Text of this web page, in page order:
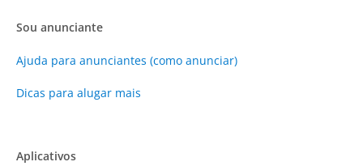
Sou anunciante
Ajuda para anunciantes (como anunciar)
Dicas para alugar mais
Aplicativos